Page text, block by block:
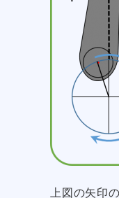
上図の矢印